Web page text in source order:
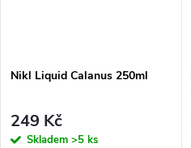
Nikl Liquid Calanus 250ml
249 Kč
Skladem >5 ks